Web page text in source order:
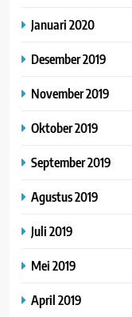
Januari 2020
Desember 2019
November 2019
Oktober 2019
September 2019
Agustus 2019
Juli 2019
Mei 2019
April 2019